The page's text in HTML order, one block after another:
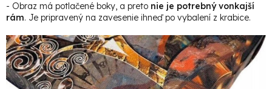
- Obraz má potlačené boky, a preto nie je potrebný vonkajší
rám. Je pripravený na zavesenie ihneď po vybalení z krabice.